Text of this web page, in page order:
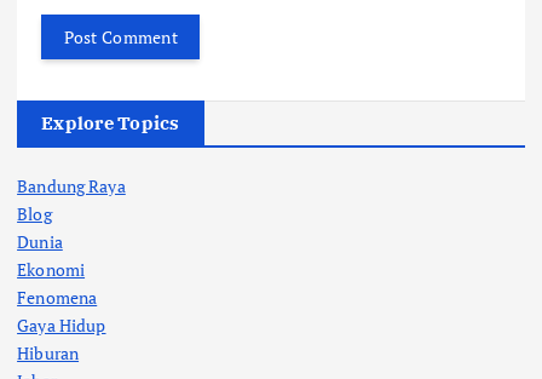
Explore Topics
Bandung Raya
Blog
Dunia
Ekonomi
Fenomena
Gaya Hidup
Hiburan